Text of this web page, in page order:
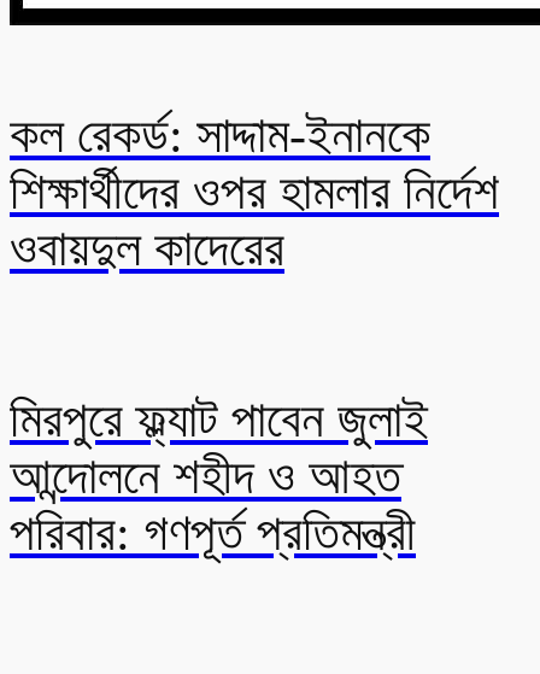
কল রেকর্ড: সাদ্দাম-ইনানকে
শিক্ষার্থীদের ওপর হামলার নির্দেশ
ওবায়দুল কাদেরের
মিরপুরে ফ্ল্যাট পাবেন জুলাই
আন্দোলনে শহীদ ও আহত
পরিবার: গণপূর্ত প্রতিমন্ত্রী